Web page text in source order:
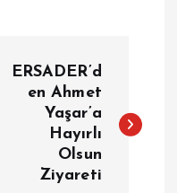
ERSADER’d
en Ahmet
Yaşar’a
Hayırlı
Olsun
Ziyareti